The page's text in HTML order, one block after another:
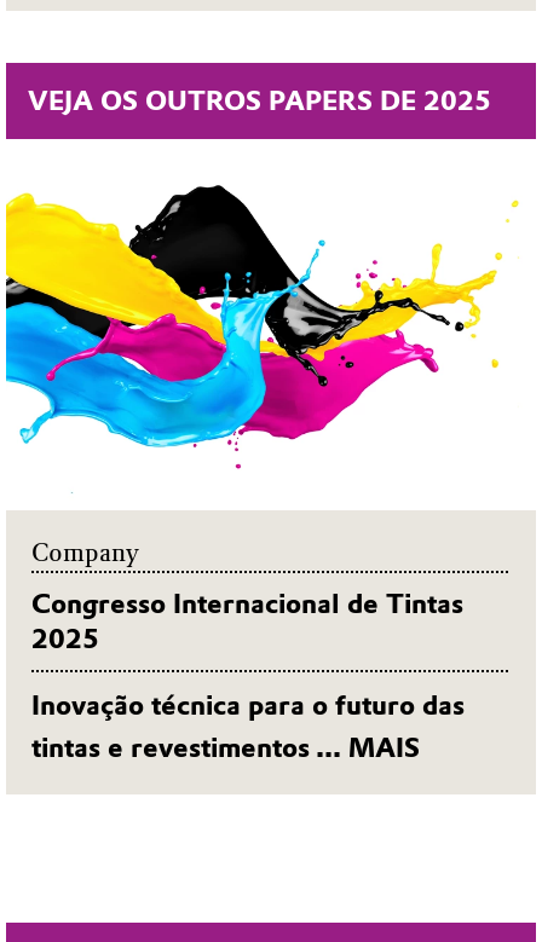
VEJA OS OUTROS PAPERS DE 2025
Company
Congresso Internacional de Tintas
2025
Inovação técnica para o futuro das
tintas e revestimentos ... MAIS